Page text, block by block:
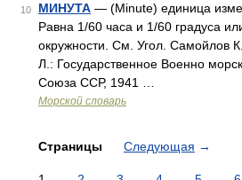
10 МИНУТА — (Minute) единица
Равна 1/60 часа и 1/60 градуса
окружности. См. Угол. Самойлов
Л.: Государственное Военно
Союза ССР, 1941 …
Морской словарь
Страницы Следующая →